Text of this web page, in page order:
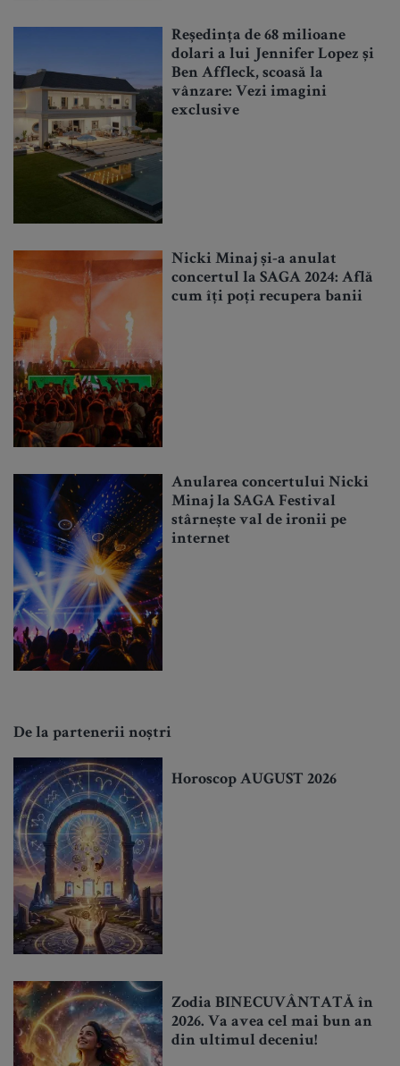
Reședința de 68 milioane
dolari a lui Jennifer Lopez și
Ben Affleck, scoasă la
vânzare: Vezi imagini
exclusive
Nicki Minaj și-a anulat
concertul la SAGA 2024: Află
cum îți poți recupera banii
Anularea concertului Nicki
Minaj la SAGA Festival
stârnește val de ironii pe
internet
De la partenerii noștri
Horoscop AUGUST 2026
Zodia BINECUVÂNTATĂ în
2026. Va avea cel mai bun an
din ultimul deceniu!